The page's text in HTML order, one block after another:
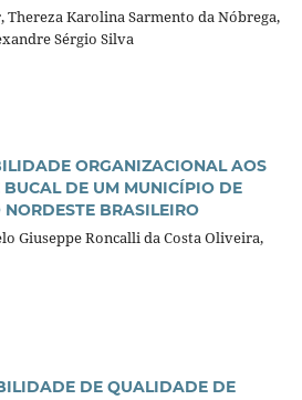
Thereza Karolina Sarmento da Nóbrega,
Sérgio Silva
ORGANIZACIONAL AOS
BUCAL DE UM MUNICÍPIO DE
BRASILEIRO
Giuseppe Roncalli da Costa Oliveira,
DE QUALIDADE DE